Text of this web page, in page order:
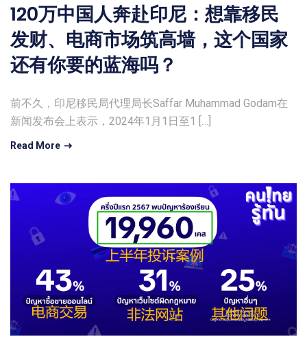
120万中国人奔赴印尼：想靠移民
发财、电商市场筑高墙，这个国家
还有你要的蓝海吗？
前不久，印尼移民局代理局长Saffar Muhammad Godam在
新闻发布会上表示，2024年1月1日至1 […]
Read More